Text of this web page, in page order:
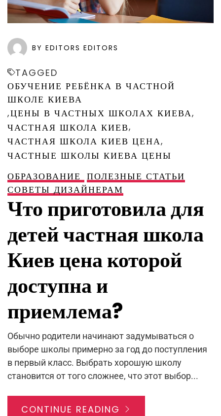
BY EDITORS EDITORS
TAGGED
ОБУЧЕНИЕ РЕБЁНКА В ЧАСТНОЙ
ШКОЛЕ КИЕВА
,ЦЕНЫ В ЧАСТНЫХ ШКОЛАХ КИЕВА,
ЧАСТНАЯ ШКОЛА КИЕВ,
ЧАСТНАЯ ШКОЛА КИЕВ ЦЕНА,
ЧАСТНЫЕ ШКОЛЫ КИЕВА ЦЕНЫ
ОБРАЗОВАНИЕ ПОЛЕЗНЫЕ СТАТЬИ
СОВЕТЫ ДИЗАЙНЕРАМ
Что приготовила для
детей частная школа
Киев цена которой
доступна и
приемлема?
Обычно родители начинают задумываться о
выборе школы примерно за год до поступления
в первый класс. Выбрать хорошую школу
становится от того сложнее, что этот выбор...
CONTINUE READING